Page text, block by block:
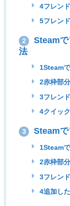
4フレン
5フレン
2
Steamで
法
1Steam
2赤枠部
3フレン
4クイッ
3 Steamで
1Steam
2赤枠部
3フレン
4追加し